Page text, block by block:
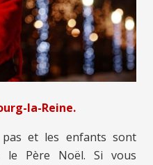
la-Reine.
et les enfants sont
le Père Noël. Si vous